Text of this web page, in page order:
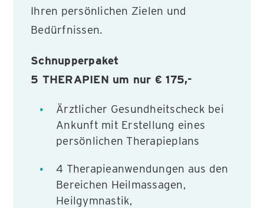
Ihren persönlichen Zielen und
Bedürfnissen.
Schnupperpaket
5 THERAPIEN um nur € 175,-
Ärztlicher Gesundheitscheck bei
Ankunft mit Erstellung eines
persönlichen Therapieplans
4 Therapieanwendungen aus den
Bereichen Heilmassagen,
Heilgymnastik,